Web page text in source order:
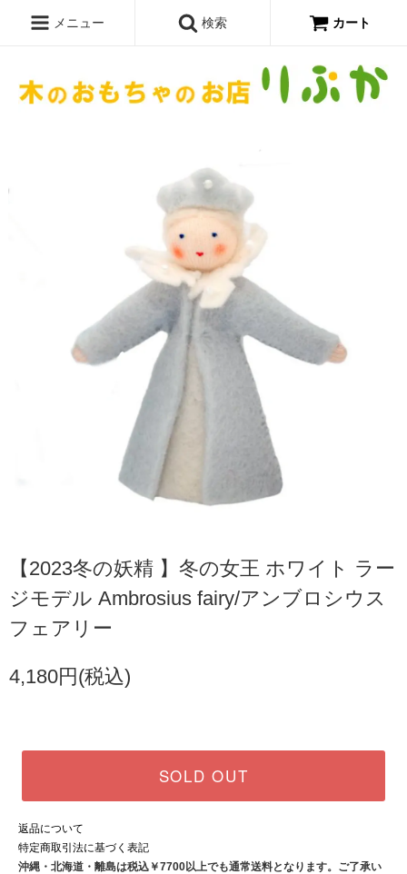
メニュー 検索 カート
【2023冬の妖精 】冬の女王 ホワイト ラー
ジモデル Ambrosius fairy/アンブロシウス
フェアリー
4,180円(税込)
SOLD OUT
返品について
特定商取引法に基づく表記
沖縄・北海道・離島は税込￥7700以上でも通常送料となります。ご了承い